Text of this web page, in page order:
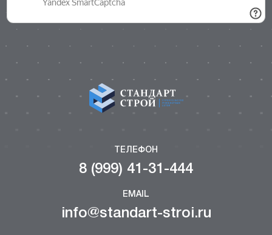
ТЕЛЕФОН
8 (999) 41-31-444
EMAIL
info@standart-stroi.ru